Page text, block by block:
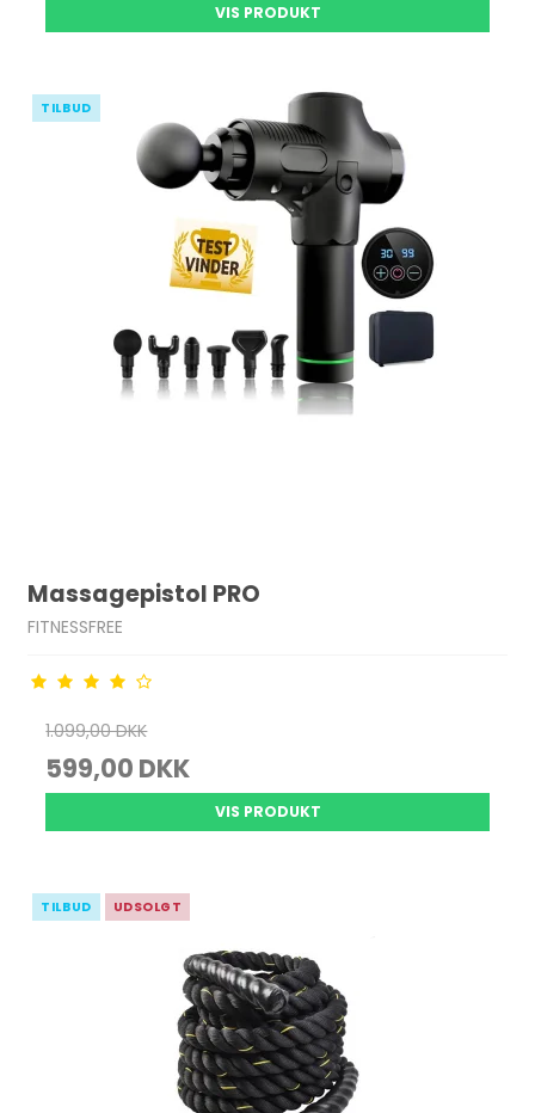
VIS PRODUKT
TILBUD
Massagepistol PRO
FITNESSFREE
1.099,00 DKK
599,00 DKK
VIS PRODUKT
TILBUD UDSOLGT